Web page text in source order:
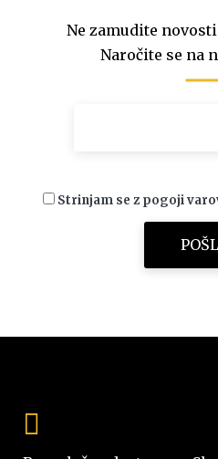
Ne zamudite
Naročite se na
Strinjam se z pogoji